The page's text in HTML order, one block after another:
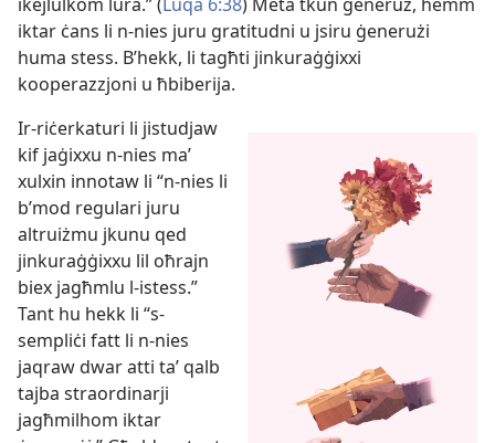
iktar ċans li n-​nies juru gratitudni u jsiru ġenerużi
huma stess. B’hekk, li tagħti jinkuraġġixxi
kooperazzjoni u ħbiberija.
Ir-​riċerkaturi li jistudjaw
kif jaġixxu n-​nies maʼ
xulxin innotaw li “n-​nies li
b’mod regulari juru
altruiżmu jkunu qed
jinkuraġġixxu lil oħrajn
biex jagħmlu l-​istess.”
Tant hu hekk li “s-​
sempliċi fatt li n-​nies
jaqraw dwar atti taʼ qalb
tajba straordinarji
jagħmilhom iktar